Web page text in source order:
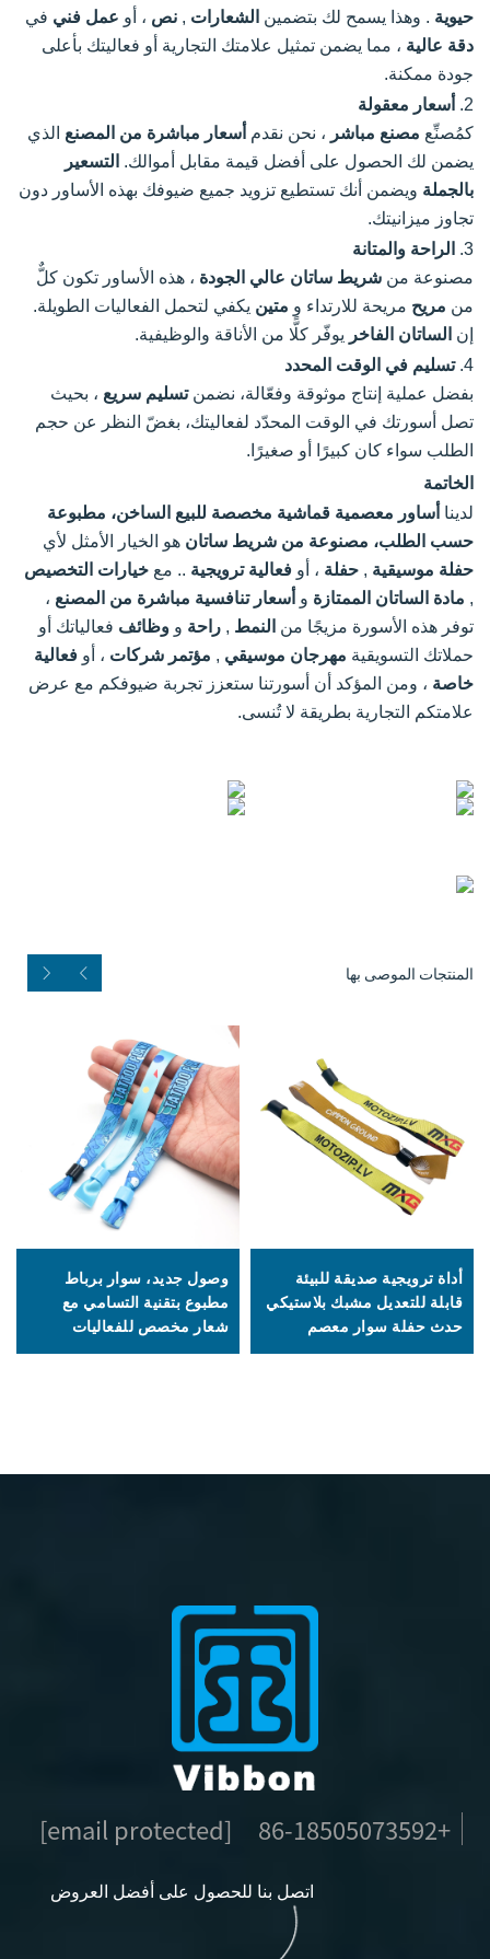
حيوية . وهذا يسمح لك بتضمين الشعارات , نص ، أو عمل فني في
دقة عالية ، مما يضمن تمثيل علامتك التجارية أو فعاليتك بأعلى
جودة ممكنة.
2.
أسعار معقولة
كمُصنِّع مصنع مباشر ، نحن نقدم أسعار مباشرة من المصنع الذي
يضمن لك الحصول على أفضل قيمة مقابل أموالك. التسعير
بالجملة ويضمن أنك تستطيع تزويد جميع ضيوفك بهذه الأساور دون
تجاوز ميزانيتك.
3.
الراحة والمتانة
مصنوعة من شريط ساتان عالي الجودة ، هذه الأساور تكون كلٌّ
من مريح مريحة للارتداء و متين يكفي لتحمل الفعاليات الطويلة.
إن الساتان الفاخر يوفّر كلًّا من الأناقة والوظيفية.
4. تسليم في الوقت المحدد
بفضل عملية إنتاج موثوقة وفعّالة، نضمنتسليم سريع ، بحيث
تصل أسورتك في الوقت المحدّد لفعاليتك، بغضّ النظر عن حجم
الطلب سواء كان كبيرًا أو صغيرًا.
الخاتمة
لدينا أساور معصمية قماشية مخصصة للبيع الساخن، مطبوعة
حسب الطلب، مصنوعة من شريط ساتان هو الخيار الأمثل لأي
حفلة موسيقية , حفلة ، أو فعالية ترويجية .. مع خيارات التخصيص
, مادة الساتان الممتازة و أسعار تنافسية مباشرة من المصنع ،
توفر هذه الأسورة مزيجًا من النمط , راحة و وظائف فعالياتك أو
حملاتك التسويقية مهرجان موسيقي , مؤتمر شركات ، أو فعالية
خاصة ، ومن المؤكد أن أسورتنا ستعزز تجربة ضيوفكم مع عرض
علامتكم التجارية بطريقة لا تُنسى.
المنتجات الموصى بها
أداة ترويجية صديقة للبيئة
قابلة للتعديل مشبك بلاستيكي
حدث حفلة سوار معصم
مخصص مهرجان أساور
وصول جديد، سوار برباط
مطبوع بتقنية التسامي مع
شعار مخصص للفعاليات
والترويج، سوار من حرير
+86-18505073592
[email protected]
اتصل بنا للحصول على أفضل العروض